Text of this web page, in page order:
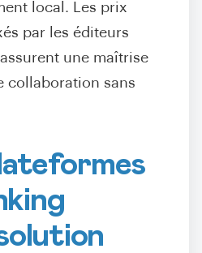
local. Les prix
par les éditeurs
une maîtrise
collaboration sans